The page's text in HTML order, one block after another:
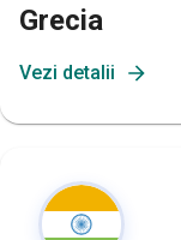
Grecia
Vezi detalii